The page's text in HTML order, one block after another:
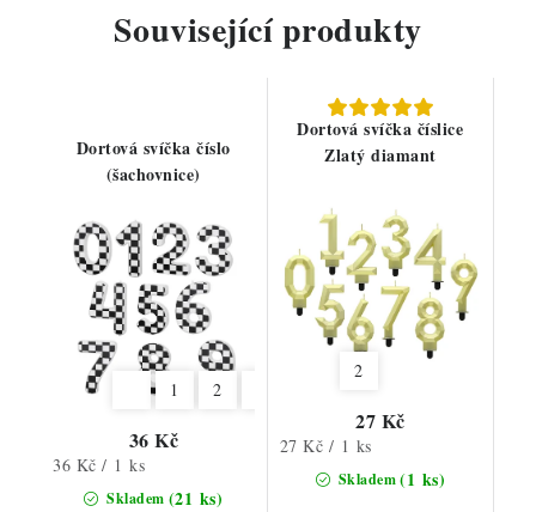
Související produkty
Dortová svíčka číslo
(šachovnice)
1 2
Skladem (21 ks)
36 Kč
Měrná
cena:
36 Kč / 1 ks
Dortová svíčka číslice
Zlatý diamant
2
Skladem(1 ks)
27 Kč
Měrná
27 Kč / 1 ks